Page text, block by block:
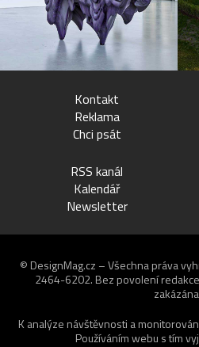
Kontakt
Reklama
Chci psát
RSS kanál
Kalendář
Newsletter
© DesignMag.cz – Všechna práva
2464-6202. Bez povolení
K analýze návštěvnosti a
Používáním webu s tím